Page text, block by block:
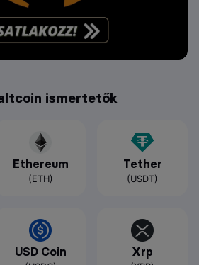
ismertetők
Ethereum
(ETH)
Tether
(USDT)
USD Coin Xrp